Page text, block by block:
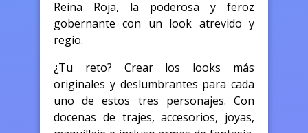
Reina Roja, la poderosa y feroz
gobernante con un look atrevido y
regio.
¿Tu reto? Crear los looks más
originales y deslumbrantes para cada
uno de estos tres personajes. Con
docenas de trajes, accesorios, joyas,